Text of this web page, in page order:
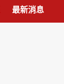
最新消息